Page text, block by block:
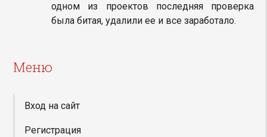
одном из проектов последняя проверка
была битая, удалили ее и все заработало.
Меню
Вход на сайт
Регистрация